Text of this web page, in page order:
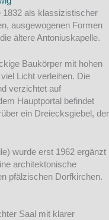
1832 als klassizistischer
ausgewogenen Formen
ältere Antoniuskapelle.
Baukörper mit hohen
Licht verleihen. Die
verzichtet auf
Hauptportal befindet
ein Dreiecksgiebel, der
wurde erst 1962 ergänzt
architektonische
pfälzischen Dorfkirchen.
Saal mit klarer